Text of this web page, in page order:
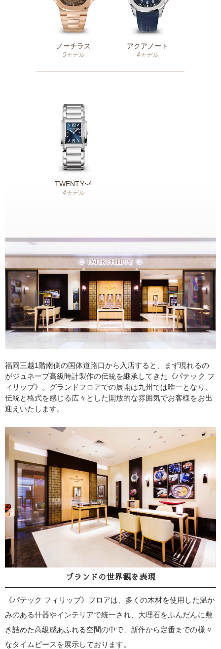
福岡三越1階南側の国体道路口から入店すると、まず現れるの
がジュネーブ高級時計製作の伝統を継承してきた《パテック フ
ィリップ》。グランドフロアでの展開は九州では唯一となり、
伝統と格式を感じる広々とした開放的な雰囲気でお客様をお出
迎えいたします。
ブランドの世界観を表現
《パテック フィリップ》フロアは、多くの木材を使用した温か
みのある什器やインテリアで統一され、大理石をふんだんに敷
き詰めた高級感あふれる空間の中で、新作から定番までの様々
なタイムピースを展示しております。